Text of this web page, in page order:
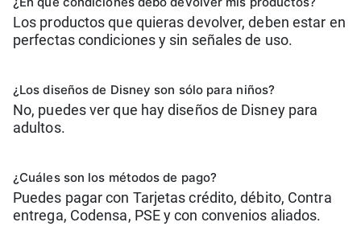
Los productos que quieras devolver, deben estar en
perfectas condiciones y sin señales de uso.
¿Los diseños de Disney son sólo para niños?
No, puedes ver que hay diseños de Disney para
adultos.
¿Cuáles son los métodos de pago?
Puedes pagar con Tarjetas crédito, débito, Contra
entrega, Codensa, PSE y con convenios aliados.